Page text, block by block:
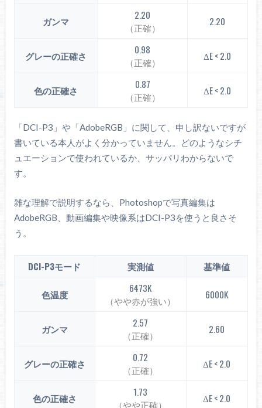
1007：1
画面の明るさ
※クリックすると画像拡大
ガンマ
2.20
（正確）
2.20
グレーの正確さ
0.98
（正確）
ΔE < 2.0
色の正確さ
0.87
（正確）
ΔE < 2.0
「DCI-P3」や「AdobeRGB」に関して、申し訳ないですが
書いている本人がよく分かっていません。どのようなシチ
ュエーションで使われているか、サッパリわからないで
す。
雑な理解で説明するなら、Photoshopで写真編集は
AdobeRGB、動画編集や映像系はDCI-P3を使うと良さそ
う。
DCI-P3モード 実測値 基準値
色温度
6473K
（やや赤が強い）
6000K
ガンマ
2.57
（正確）
2.60
グレーの正確さ
0.72
（正確）
ΔE < 2.0
色の正確さ
1.73
（やや正確）
ΔE < 2.0